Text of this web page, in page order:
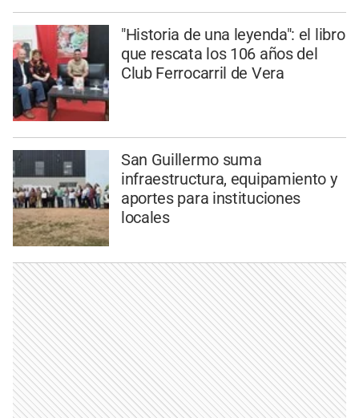
"Historia de una leyenda": el libro
que rescata los 106 años del
Club Ferrocarril de Vera
San Guillermo suma
infraestructura, equipamiento y
aportes para instituciones
locales